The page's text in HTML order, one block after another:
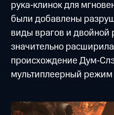
рука‑клинок для
были добавлены
виды врагов и двойной
значительно
происхождение
мультиплеерный